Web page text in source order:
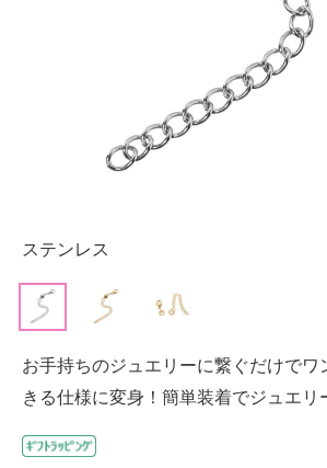
ステンレス
お手持ちのジュエリーに繋ぐだけでワ
きる仕様に変身！簡単装着でジュエリ